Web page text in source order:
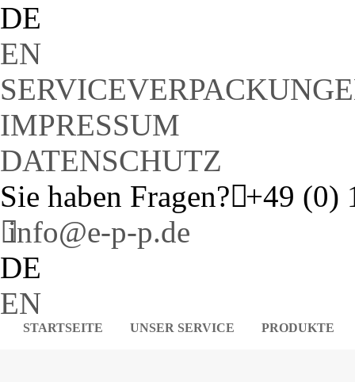
DE
EN
IMPRESSUM
DATENSCHUTZ
Sie haben Fragen? +49 (0)
info@e-p-p.de
DE
EN
STARTSEITE UNSER SERVICE PRODUKTE